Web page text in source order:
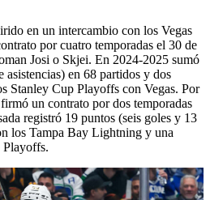
en un intercambio con los Vegas
por cuatro temporadas el 30 de
Josi o Skjei. En 2024-2025 sumó
asistencias) en 68 partidos y dos
Stanley Cup Playoffs con Vegas. Por
un contrato por dos temporadas
registró 19 puntos (seis goles y 13
los Tampa Bay Lightning y una
Playoffs.